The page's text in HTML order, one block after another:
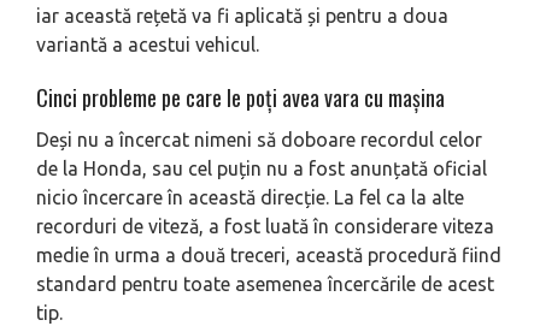
iar această rețetă va fi aplicată și pentru a doua
variantă a acestui vehicul.
Cinci probleme pe care le poți avea vara cu mașina
Deși nu a încercat nimeni să doboare recordul celor
de la Honda, sau cel puțin nu a fost anunțată oficial
nicio încercare în această direcție. La fel ca la alte
recorduri de viteză, a fost luată în considerare viteza
medie în urma a două treceri, această procedură fiind
standard pentru toate asemenea încercările de acest
tip.